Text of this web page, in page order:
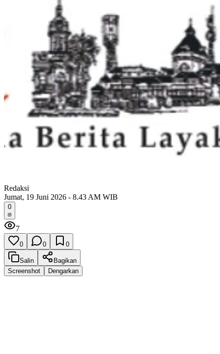
Redaksi
Jumat, 19 Juni 2026 - 8.43 AM WIB
0
7
0 0 0
Salin
Bagikan
Screenshot
Dengarkan